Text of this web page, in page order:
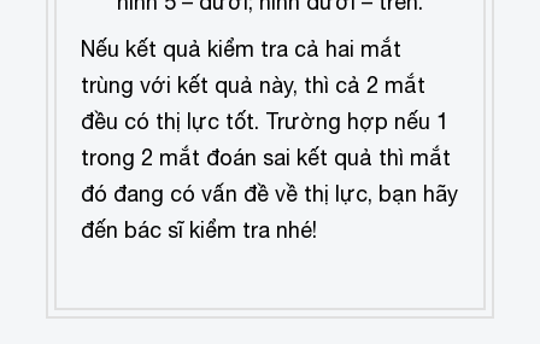
Nếu kết quả kiểm tra cả hai mắt
trùng với kết quả này, thì cả 2 mắt
đều có thị lực tốt. Trường hợp nếu 1
trong 2 mắt đoán sai kết quả thì mắt
đó đang có vấn đề về thị lực, bạn hãy
đến bác sĩ kiểm tra nhé!